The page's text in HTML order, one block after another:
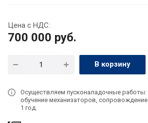
Цена с НДС:
700 000 руб.
В корзину
Осуществляем пусконаладочные работы:
обучение механизаторов,
1 год.